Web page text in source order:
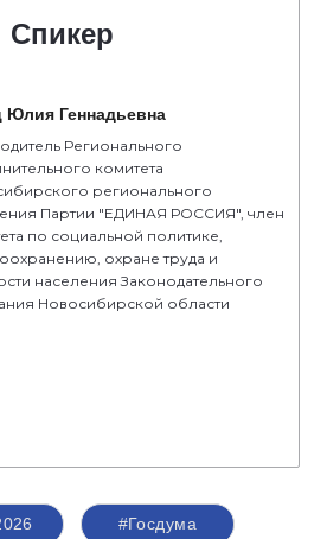
Спикер
Геннадьевна
Регионального
комитета
регионального
Партии "ЕДИНАЯ РОССИЯ", член
по социальной политике,
охране труда и
населения Законодательного
Новосибирской области
#Госдума